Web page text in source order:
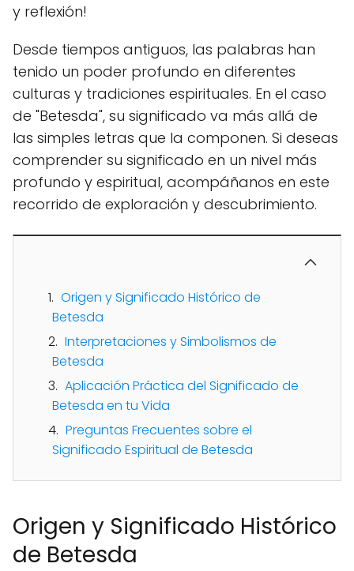
y reflexión!
Desde tiempos antiguos, las palabras han
tenido un poder profundo en diferentes
culturas y tradiciones espirituales. En el caso
de "Betesda", su significado va más allá de
las simples letras que la componen. Si deseas
comprender su significado en un nivel más
profundo y espiritual, acompáñanos en este
recorrido de exploración y descubrimiento.
Origen y Significado Histórico de
Betesda
Interpretaciones y Simbolismos de
Betesda
Aplicación Práctica del Significado de
Betesda en tu Vida
Preguntas Frecuentes sobre el
Significado Espiritual de Betesda
Origen y Significado Histórico
de Betesda